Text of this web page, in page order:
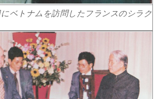
ベトナムを訪問したフランスのシラク